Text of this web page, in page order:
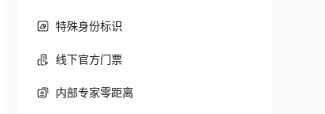
特殊身份标识
线下官方门票
内部专家零距离